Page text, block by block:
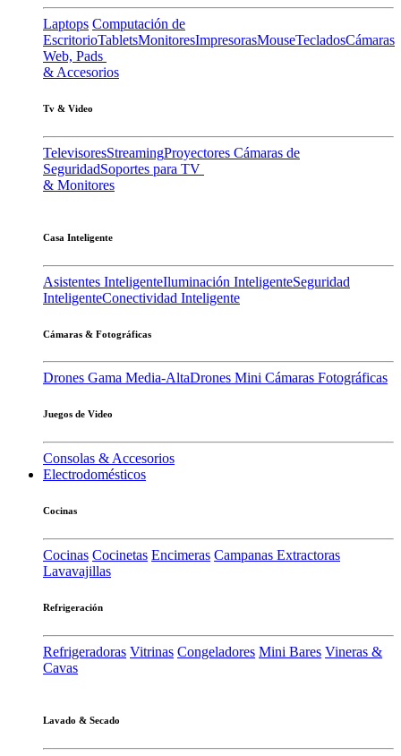
Laptops Computación de
EscritorioTabletsMonitoresImpresorasMouseTecladosCámaras
Web, Pads
& Accesorios
Tv & Video
TelevisoresStreamingProyectores Cámaras de
SeguridadSoportes para TV
& Monitores
Casa Inteligente
Asistentes InteligenteIluminación InteligenteSeguridad
InteligenteConectividad Inteligente
Cámaras & Fotográficas
Drones Gama Media-AltaDrones Mini Cámaras Fotográficas
Juegos de Video
Consolas & Accesorios
Electrodomésticos
Cocinas
Cocinas Cocinetas Encimeras Campanas Extractoras
Lavavajillas
Refrigeración
Refrigeradoras Vitrinas Congeladores Mini Bares Vineras &
Cavas
Lavado & Secado